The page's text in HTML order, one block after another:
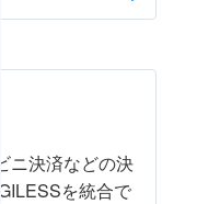
ニ決済などの決
を統合で